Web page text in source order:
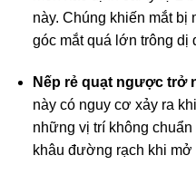
này. Chúng khiến mắt bị
góc mắt quá lớn trông dị
Nếp rẻ quạt ngược trở
này có nguy cơ xảy ra
những vị trí không
khâu đường rạch khi mở